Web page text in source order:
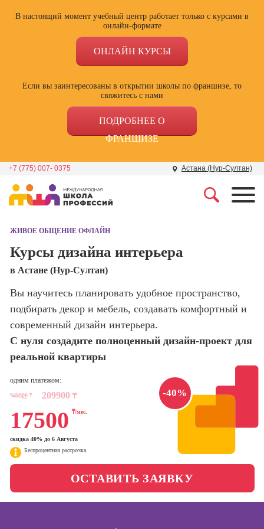
В настоящий момент учебный центр работает только с курсами в
онлайн-формате
ОНЛАЙН КУРСЫ
Если вы заинтересованы в открытии школы по франшизе, то
свяжитесь с нами
ПОДРОБНЕЕ О
ФРАНШИЗЕ
+7 (775) 007- 0375 Астана (Нур-Султан)
Школа дизайна
программирования
Школа психологии
Школа актерского
Школа бизнеса и
управления
Фотошкола
продвижение
сайтов)
Интернет-
Менеджер по
маркетингу в
социальных
Профессия
Специалист по
таргетингу
ЖИВОЕ ОБЩЕНИЕ ОФЛАЙН
Курсы дизайна интерьера
в Астане (Нур-Султан)
Вы научитесь планировать удобное пространство,
подбирать декор и мебель, создавать комфортный и
современный дизайн интерьера.
С нуля создадите полноценный дизайн-проект для
реальной квартиры
-40%
одним платежом:
349900 ₸ 209900 ₸
17500 ₸/мес.
скидка 40% до 6 Августа
Беспроцентная рассрочка
ОСТАВИТЬ ЗАЯВКУ